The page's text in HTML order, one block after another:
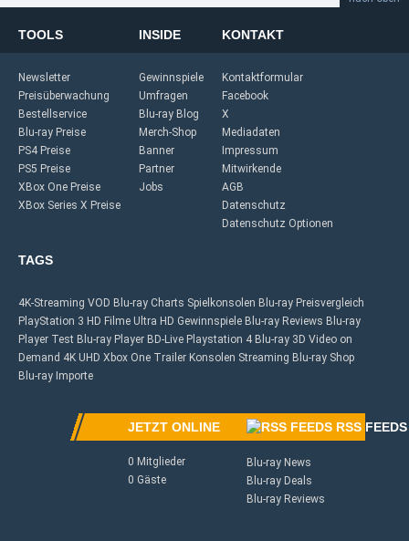
TOOLS
Newsletter
Preisüberwachung
Bestellservice
Blu-ray Preise
PS4 Preise
PS5 Preise
XBox One Preise
XBox Series X Preise
INSIDE
Gewinnspiele
Umfragen
Blu-ray Blog
Merch-Shop
Banner
Partner
Jobs
KONTAKT
Kontaktformular
Facebook
X
Mediadaten
Impressum
Mitwirkende
AGB
Datenschutz
Datenschutz Optionen
TAGS
4K-Streaming VOD Blu-ray Charts Spielkonsolen Blu-ray Preisvergleich
PlayStation 3 HD Filme Ultra HD Gewinnspiele Blu-ray Reviews Blu-ray
Player Test Blu-ray Player BD-Live Playstation 4 Blu-ray 3D Video on
Demand 4K UHD Xbox One Trailer Konsolen Streaming Blu-ray Shop
Blu-ray Importe
JETZT ONLINE
0 Mitglieder
0 Gäste
RSS FEEDS
Blu-ray News
Blu-ray Deals
Blu-ray Reviews